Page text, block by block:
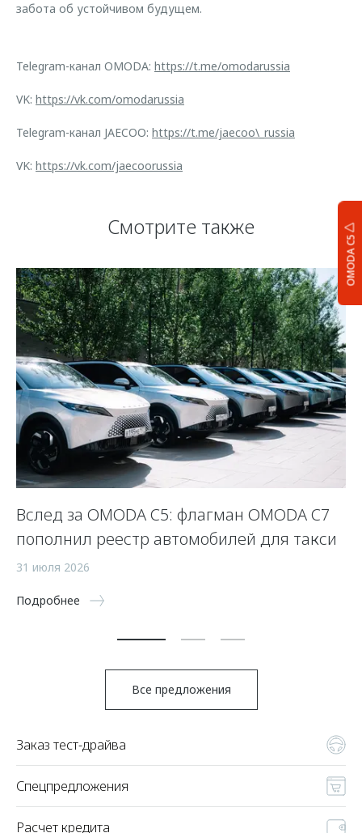
OMODA C5
забота об устойчивом будущем.
Telegram-канал OMODA: https://t.me/omodarussia
VK: https://vk.com/omodarussia
Telegram-канал JAECOO: https://t.me/jaecoo\_russia
VK: https://vk.com/jaecoorussia
Смотрите также
Вслед за OMODA C5: флагман OMODA C7
пополнил реестр автомобилей для такси
31 июля 2026
Подробнее
Все предложения
Заказ тест-драйва
Спецпредложения
Расчет кредита